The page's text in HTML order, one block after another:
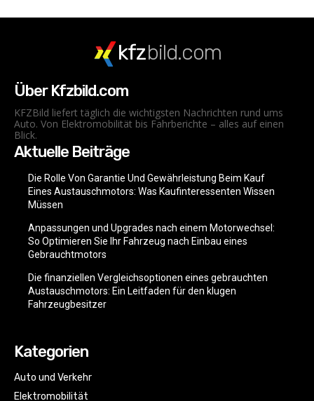
kfzbild.com
Über Kfzbild.com
KFZBild liefert täglich die wichtigsten Nachrichten rund ums
Auto. Von Elektromobilität bis Fahrberichte – alles auf einen
Blick.
Aktuelle Beiträge
Die Rolle Von Garantie Und Gewährleistung Beim Kauf
Eines Austauschmotors: Was Kaufinteressenten Wissen
Müssen
Anpassungen und Upgrades nach einem Motorwechsel:
So Optimieren Sie Ihr Fahrzeug nach Einbau eines
Gebrauchtmotors
Die finanziellen Vergleichsoptionen eines gebrauchten
Austauschmotors: Ein Leitfaden für den klugen
Fahrzeugbesitzer
Kategorien
Auto und Verkehr
Elektromobilität